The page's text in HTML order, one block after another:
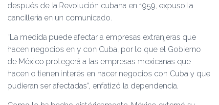
después de la Revolución cubana en 1959, expuso la
cancillería en un comunicado.
“La medida puede afectar a empresas extranjeras que
hacen negocios en y con Cuba, por lo que el Gobierno
de México protegerá a las empresas mexicanas que
hacen o tienen interés en hacer negocios con Cuba y que
pudieran ser afectadas”, enfatizó la dependencia.